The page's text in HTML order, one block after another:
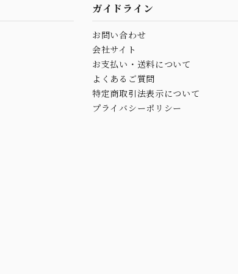
ガイドライン
お問い合わせ
会社サイト
お支払い・送料について
よくあるご質問
特定商取引法表示について
プライバシーポリシー